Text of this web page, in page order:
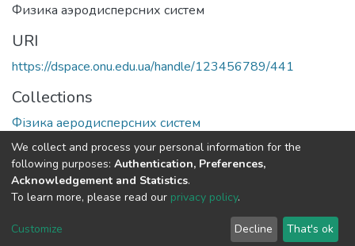
Физика аэродисперсних систем
URI
https://dspace.onu.edu.ua/handle/123456789/441
Collections
Фізика аеродисперсних систем
Full item page
DSpace software copyright © 2009-2026
Cookie
End User
Agreement
Send
Feedback
We collect and process your personal information for the
following purposes: Authentication, Preferences,
Acknowledgement and Statistics.
To learn more, please read our privacy policy.
Customize Decline That's ok